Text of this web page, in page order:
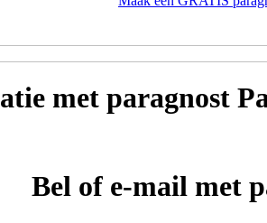
met paragnost
Bel of e-mail met